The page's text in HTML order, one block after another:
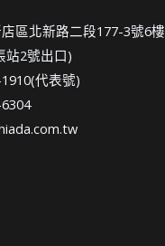
區北新路二段177-3號6樓
站2號出口)
代表號)